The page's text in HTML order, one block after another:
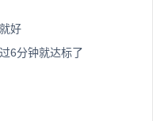
好
6分钟就达标了